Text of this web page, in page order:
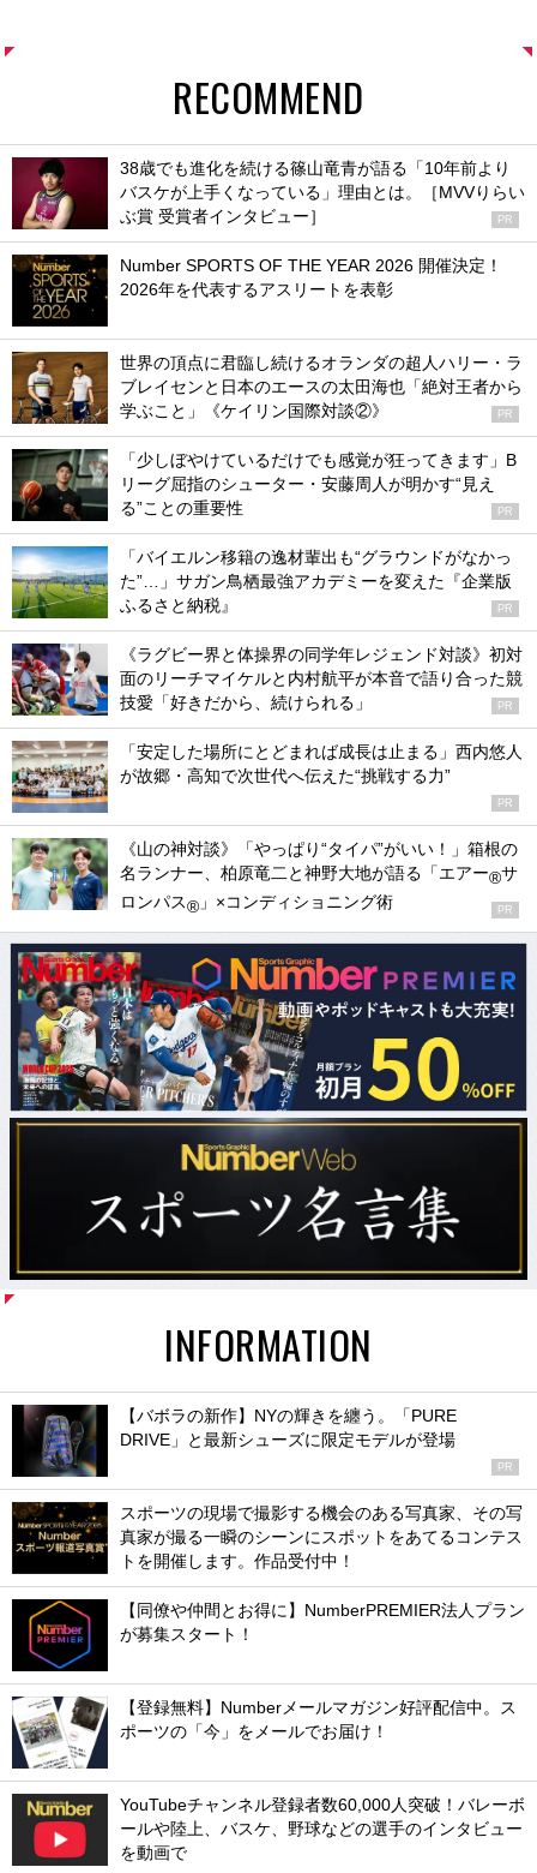
RECOMMEND
38歳でも進化を続ける篠山竜青が語る「10年前より
バスケが上手くなっている」理由とは。［MVVりらい
ぶ賞 受賞者インタビュー］
PR
Number SPORTS OF THE YEAR 2026 開催決定！
2026年を代表するアスリートを表彰
世界の頂点に君臨し続けるオランダの超人ハリー・ラ
ブレイセンと日本のエースの太田海也「絶対王者から
学ぶこと」《ケイリン国際対談②》
PR
「少しぼやけているだけでも感覚が狂ってきます」B
リーグ屈指のシューター・安藤周人が明かす“見え
る”ことの重要性
PR
「バイエルン移籍の逸材輩出も“グラウンドがなかっ
た”…」サガン鳥栖最強アカデミーを変えた『企業版
ふるさと納税』
PR
《ラグビー界と体操界の同学年レジェンド対談》初対
面のリーチマイケルと内村航平が本音で語り合った競
技愛「好きだから、続けられる」
PR
「安定した場所にとどまれば成長は止まる」西内悠人
が故郷・高知で次世代へ伝えた“挑戦する力”
PR
《山の神対談》「やっぱり“タイパ”がいい！」箱根の
名ランナー、柏原竜二と神野大地が語る「エアー®サ
ロンパス® 」×コンディショニング術 PR
INFORMATION
【バボラの新作】NYの輝きを纏う。「PURE
DRIVE」と最新シューズに限定モデルが登場
PR
スポーツの現場で撮影する機会のある写真家、その写
真家が撮る一瞬のシーンにスポットをあてるコンテス
トを開催します。作品受付中！
【同僚や仲間とお得に】NumberPREMIER法人プラン
が募集スタート！
【登録無料】Numberメールマガジン好評配信中。ス
ポーツの「今」をメールでお届け！
YouTubeチャンネル登録者数60,000人突破！バレーボ
ールや陸上、バスケ、野球などの選手のインタビュー
を動画で